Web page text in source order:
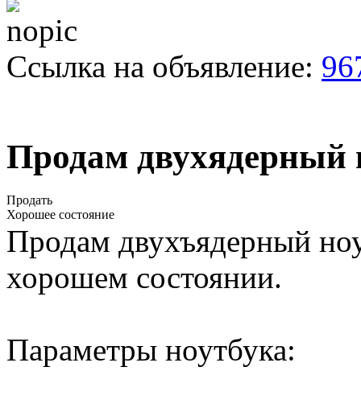
Ссылка на объявление:
Продам двухядерный
Продать
Хорошее состояние
Продам двухъядерный
хорошем состоянии.
Параметры ноутбука: